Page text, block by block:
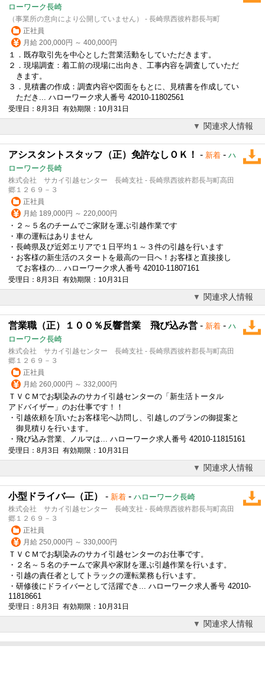
ローワーク長崎
（事業所の意向により公開していません） - 長崎県西彼杵郡長与町
正社員
月給 200,000円 ～ 400,000円
１．既存取引先を中心とした営業活動をしていただきます。
２．現場調査：着工前の現場に出向き、工事内容を調査していただ
きます。
３．見積書の作成：調査内容や図面をもとに、見積書を作成してい
ただき... ハローワーク求人番号 42010-11802561
受理日：8月3日 有効期限：10月31日
関連求人情報
アシスタントスタッフ（正）免許なしＯＫ！ - 新着 - ハ
ローワーク長崎
株式会社 サカイ引越センター 長崎支社 - 長崎県西彼杵郡長与町高田
郷１２６９－３
正社員
月給 189,000円 ～ 220,000円
・２～５名のチームでご家財を運ぶ引越作業です
・車の運転はありません
・長崎県及び近郊エリアで１日平均１～３件の引越を行います
・お客様の新生活のスタートを最高の一日へ！お客様と直接接し
てお客様の... ハローワーク求人番号 42010-11807161
受理日：8月3日 有効期限：10月31日
関連求人情報
営業職（正）１００％反響営業 飛び込み営 - 新着 - ハ
ローワーク長崎
株式会社 サカイ引越センター 長崎支社 - 長崎県西彼杵郡長与町高田
郷１２６９－３
正社員
月給 260,000円 ～ 332,000円
ＴＶＣＭでお馴染みのサカイ引越センターの「新生活トータル
アドバイザー」のお仕事です！！
・引越依頼を頂いたお客様宅へ訪問し、引越しのプランの御提案と
御見積りを行います。
・飛び込み営業、ノルマは... ハローワーク求人番号 42010-11815161
受理日：8月3日 有効期限：10月31日
関連求人情報
小型ドライバ―（正） - 新着 - ハローワーク長崎
株式会社 サカイ引越センター 長崎支社 - 長崎県西彼杵郡長与町高田
郷１２６９－３
正社員
月給 250,000円 ～ 330,000円
ＴＶＣＭでお馴染みのサカイ引越センターのお仕事です。
・２名～５名のチームで家具や家財を運ぶ引越作業を行います。
・引越の責任者としてトラックの運転業務も行います。
・研修後にドライバーとして活躍でき... ハローワーク求人番号 42010-
11818661
受理日：8月3日 有効期限：10月31日
関連求人情報